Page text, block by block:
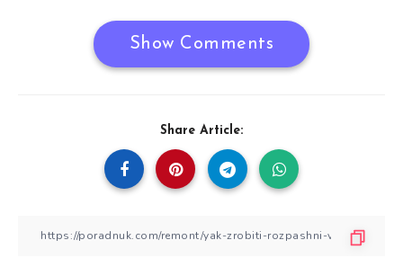
Show Comments
Share Article: